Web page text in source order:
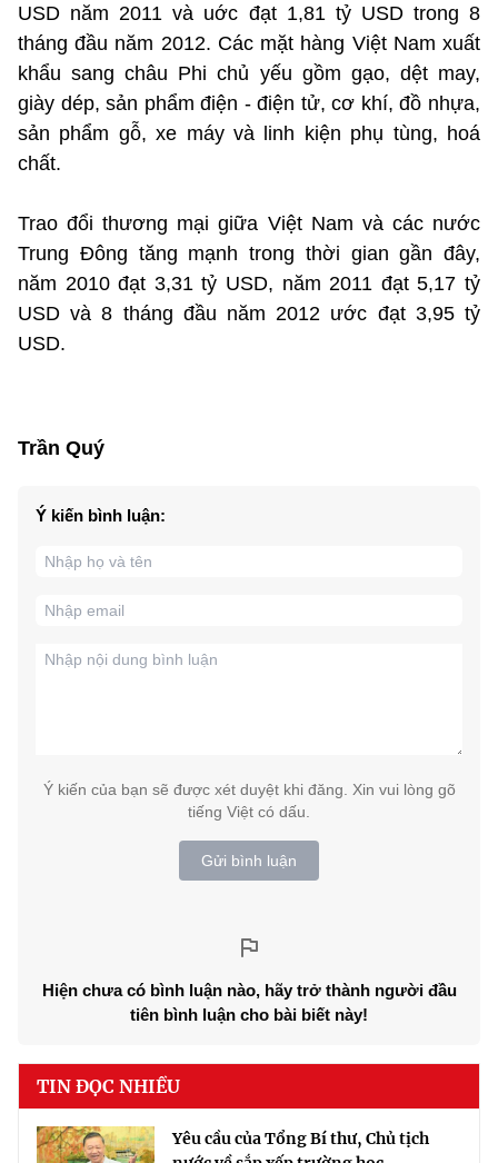
USD năm 2011 và uớc đạt 1,81 tỷ USD trong 8
tháng đầu năm 2012. Các mặt hàng Việt Nam xuất
khẩu sang châu Phi chủ yếu gồm gạo, dệt may,
giày dép, sản phẩm điện - điện tử, cơ khí, đồ nhựa,
sản phẩm gỗ, xe máy và linh kiện phụ tùng, hoá
chất.
Trao đổi thương mại giữa Việt Nam và các nước
Trung Đông tăng mạnh trong thời gian gần đây,
năm 2010 đạt 3,31 tỷ USD, năm 2011 đạt 5,17 tỷ
USD và 8 tháng đầu năm 2012 ước đạt 3,95 tỷ
USD.
Trần Quý
Ý kiến bình luận:
Ý kiến của bạn sẽ được xét duyệt khi đăng. Xin vui lòng gõ
tiếng Việt có dấu.
Gửi bình luận
Hiện chưa có bình luận nào, hãy trở thành người đầu
tiên bình luận cho bài biết này!
TIN ĐỌC NHIỀU
Yêu cầu của Tổng Bí thư, Chủ tịch